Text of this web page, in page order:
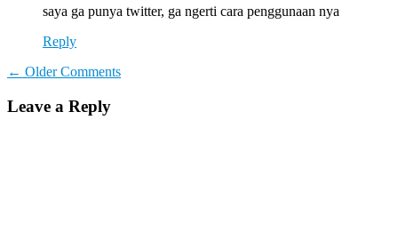
saya ga punya twitter, ga ngerti cara penggunaan nya
Reply
Comment
← Older Comments
Leave a Reply